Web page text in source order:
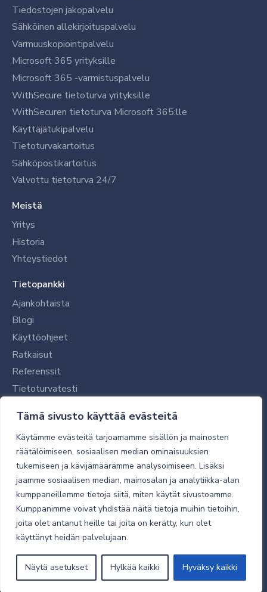
Tämä sivusto käyttää evästeitä
Käytämme evästeitä tarjoamamme sisällön ja mainosten
räätälöimiseen, sosiaalisen median ominaisuuksien
tukemiseen ja kävijämäärämme analysoimiseen. Lisäksi
jaamme sosiaalisen median, mainosalan ja analytiikka-alan
kumppaneillemme tietoja siitä, miten käytät sivustoamme.
Kumppanimme voivat yhdistää näitä tietoja muihin tietoihin,
joita olet antanut heille tai joita on kerätty, kun olet
käyttänyt heidän palvelujaan.
Näytä asetukset Hylkää kaikki Hyväksy kaikki
Tiedostojen jakopalvelu
Sähköinen allekirjoituspalvelu
Varmuuskopiointipalvelu
Microsoft 365 yrityksille
Microsoft 365 -varmistuspalvelu
WithSecure tietoturva yrityksille
WithSecuren tietoturva Microsoft 365:lle
Käyttäjätukipalvelu
Tietoturvakartoitus
Sähköpostikartoitus
Valvottu tietoturva 24/7
Meistä
Yritys
Historia
Yhteystiedot
Tietopankki
Ajankohtaista
Blogi
Käyttöohjeet
Ratkaisut
Referenssit
Tietoturvatesti
Tilaajalle
Toimitustavat ja -kulut
Verkkokaupan yleiset ehdot
Toimitusehdot
Tietosuojaseloste
Tietoturva
© 2026 Micro Magic